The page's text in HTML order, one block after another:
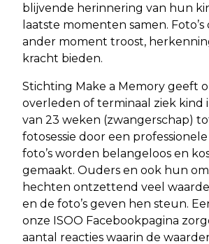
blijvende herinnering van hun
laatste momenten samen.
ander moment troost,
kracht bieden.
Stichting Make a Memory geeft
overleden of terminaal ziek kind
van 23 weken (zwangerschap)
fotosessie door een
foto’s worden belangeloos en
gemaakt. Ouders en ook hun
hechten ontzettend veel waarde
en de foto’s geven hen steun.
onze ISOO Facebookpagina
aantal reacties waarin de